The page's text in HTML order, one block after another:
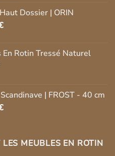
actuel
Dossier | ORIN
Le
est :
En Rotin Tressé Naturel
| FROST - 40 cm
Le
est :
237.00€.
MEUBLES EN ROTIN